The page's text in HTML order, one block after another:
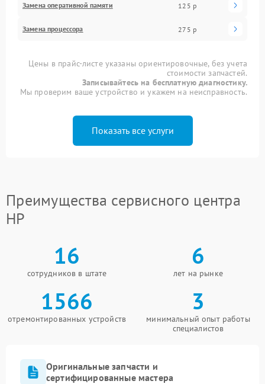
Замена оперативной памяти 125 р
Замена процессора 275 р
Цены в прайс-листе указаны ориентировочные, без учета
стоимости запчастей.
Записывайтесь на бесплатную диагностику.
Мы проверим ваше устройство и укажем на неисправность.
Показать все услуги
Преимущества сервисного центра
HP
16
сотрудников в штате
6
лет на рынке
1566
отремонтированных устройств
3
минимальный опыт работы
специалистов
Оригинальные запчасти и
сертифицированные мастера